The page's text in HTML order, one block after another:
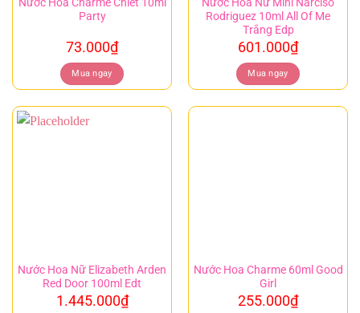
Party
73.000₫
Mua ngay
Rodriguez 10ml All Of Me
Trắng Edp
601.000₫
Mua ngay
Nước Hoa Nữ Elizabeth Arden
Red Door 100ml Edt
1.445.000₫
Nước Hoa Charme 60ml Good
Girl
255.000₫